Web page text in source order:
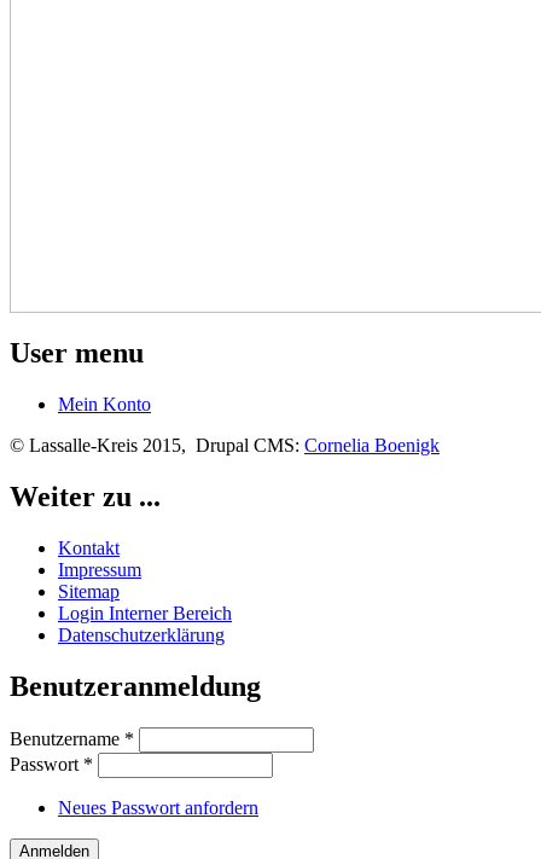
User menu
Mein Konto
© Lassalle-Kreis 2015, Drupal CMS: Cornelia Boenigk
Weiter zu ...
Kontakt
Impressum
Sitemap
Login Interner Bereich
Datenschutzerklärung
Benutzeranmeldung
Benutzername *
Passwort *
Neues Passwort anfordern